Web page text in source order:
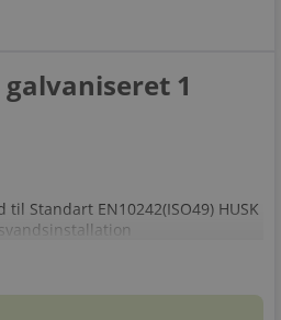
1
Standart EN10242(ISO49) HUSK